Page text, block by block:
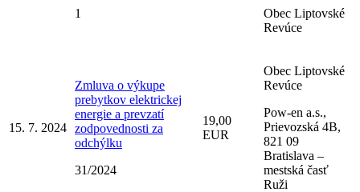
1
Obec Liptovské
Revúce
15. 7. 2024
Zmluva o výkupe
prebytkov elektrickej
energie a prevzatí
zodpovednosti za
odchýlku
31/2024
19,00
EUR
Obec Liptovské
Revúce
Pow-en a.s.,
Prievozská 4B,
821 09
Bratislava –
mestská časť
Ruži